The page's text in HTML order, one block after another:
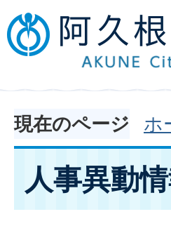
現在のページ ホ
人事異動